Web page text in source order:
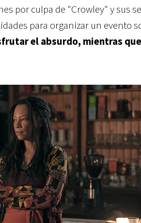
por culpa de "Crowley" y sus
para organizar un evento
el absurdo, mientras